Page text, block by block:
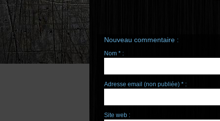
Nouveau commentaire :
Nom * :
Adresse email (non publiée) * :
Site web :